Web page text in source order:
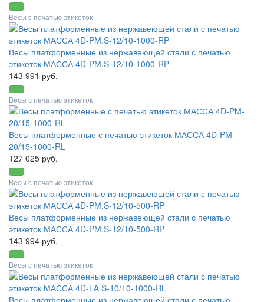
Весы с печатью этикеток
Весы платформенные из нержавеющей стали с печатью
этикеток МАССА 4D-PM.S-12/10-1000-RP
143 991 руб.
Весы с печатью этикеток
Весы платформенные с печатью этикеток МАССА 4D-PM-
20/15-1000-RL
127 025 руб.
Весы с печатью этикеток
Весы платформенные из нержавеющей стали с печатью
этикеток МАССА 4D-PM.S-12/10-500-RP
143 994 руб.
Весы с печатью этикеток